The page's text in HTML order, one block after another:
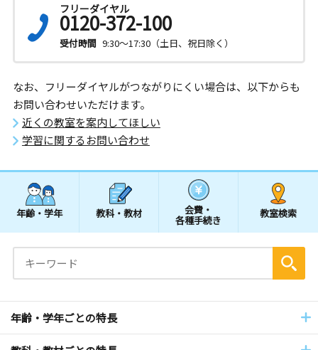
フリーダイヤル
0120-372-100
受付時間 9:30～17:30（土日、祝日除く）
なお、フリーダイヤルがつながりにくい場合は、以下からも
お問い合わせいただけます。
近くの教室を案内してほしい
学習に関するお問い合わせ
年齢・学年 教科・教材 会費・
各種手続き
教室検索
年齢・学年ごとの特長